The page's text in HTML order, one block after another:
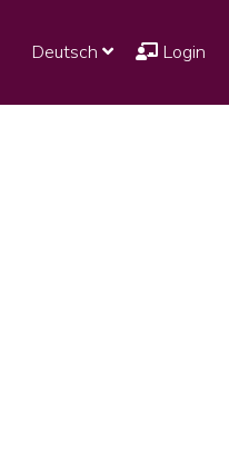
Deutsch Login